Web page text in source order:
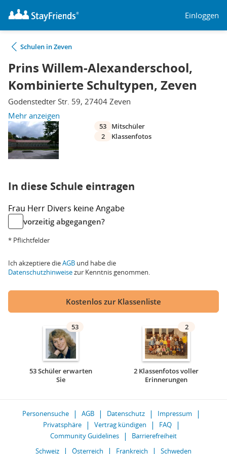
Einloggen
Schulen in Zeven
Prins Willem-Alexanderschool,
Kombinierte Schultypen, Zeven
Godenstedter Str. 59, 27404 Zeven
Mehr anzeigen
53
Mitschüler
2
Klassenfotos
In diese Schule eintragen
Frau Herr Divers keine Angabe
vorzeitig abgegangen?
* Pflichtfelder
Ich akzeptiere dieAGB und habe die
Datenschutzhinweisezur Kenntnis genommen.
Kostenlos zur Klassenliste
53
53 Schüler erwarten
Sie
2
2 Klassenfotos voller
Erinnerungen
Personensuche AGB Datenschutz
Impressum
Privatsphäre
Vertrag kündigen
FAQ
Community Guidelines
Barrierefreiheit
Schweiz
Österreich Frankreich Schweden